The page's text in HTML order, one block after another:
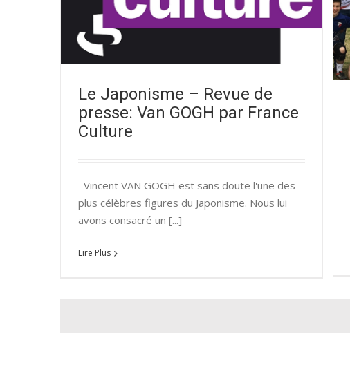
Le Japonisme – Revue de
presse: Van GOGH par France
Culture
Vincent VAN GOGH est sans doute l'une des
plus célèbres figures du Japonisme. Nous lui
avons consacré un [...]
Lire Plus